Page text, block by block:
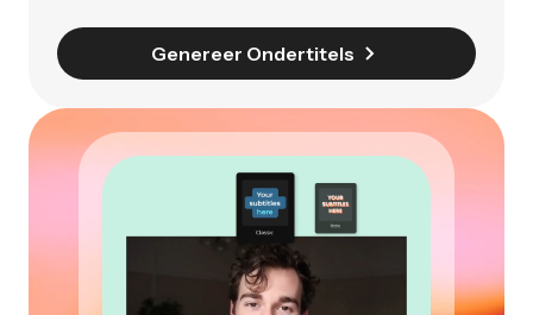
Genereer Ondertitels